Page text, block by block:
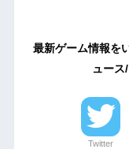
最新ゲーム情報を
ュース
Twitter